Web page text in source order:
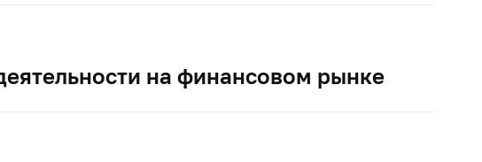
на финансовом рынке